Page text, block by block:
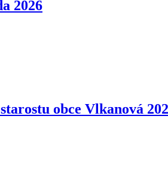
2026
obce Vlkanová